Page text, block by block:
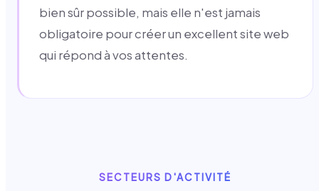
bien sûr possible, mais elle n'est jamais
obligatoire pour créer un excellent site web
qui répond à vos attentes.
SECTEURS D'ACTIVITÉ